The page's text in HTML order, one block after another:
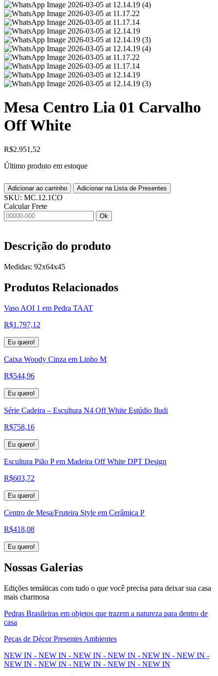
Mesa Centro Lia 01 Carvalho
Off White
R$2.951,52
Último produto em estoque
Adicionar ao carrinho Adicionar na Lista de Presentes
SKU: MC.12.1CO
Calcular Frete
Ok
Descrição do produto
Medidas: 92x64x45
Produtos Relacionados
Vaso AOI 1 em Pedra TAAT
R$1.797,12
Eu quero!
Caixa Woody Cinza em Linho M
R$544,96
Eu quero!
Série Cadeira – Escultura N4 Off White Estúdio Iludi
R$758,16
Eu quero!
Escultura Pião P em Madeira Off White DPT Design
R$603,72
Eu quero!
Centro de Mesa/Fruteira Style em Cerâmica P
R$418,08
Eu quero!
Nossas Galerias
Edições temáticas com tudo o que você precisa para deixar sua casa
mais charmosa
Pedras Brasileiras em objetos que trazem a natureza para dentro de
casa
Peças de Décor Presentes Ambientes
NEW IN - NEW IN - NEW IN - NEW IN - NEW IN - NEW IN -
NEW IN - NEW IN - NEW IN - NEW IN - NEW IN